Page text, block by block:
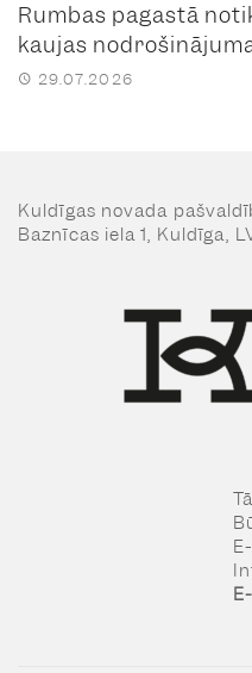
Rumbas pagastā
kaujas
29.07.2026
Kuldīgas novada
Baznīcas iela 1, Kuldīga,